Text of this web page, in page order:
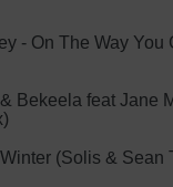
- On The Way You
Bekeela feat Jane
(Solis & Sean